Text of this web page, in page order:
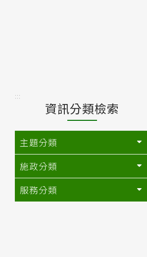
:::
資訊分類檢索
主題分類
施政分類
服務分類